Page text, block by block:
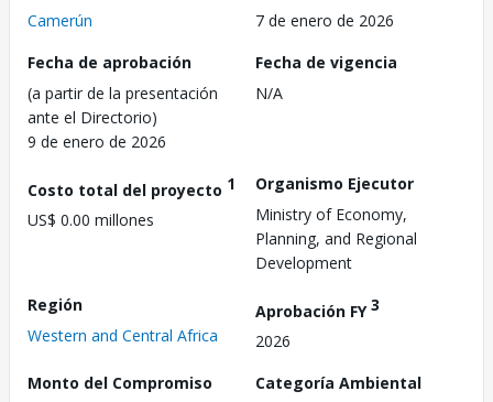
Camerún
7 de enero de 2026
Fecha de aprobación
(a partir de la presentación
ante el Directorio)
9 de enero de 2026
Fecha de vigencia
N/A
Costo total del proyecto 1
US$ 0.00 millones
Organismo Ejecutor
Ministry of Economy,
Planning, and Regional
Development
Región
Western and Central Africa
Aprobación FY3
2026
Monto del Compromiso
Categoría Ambiental